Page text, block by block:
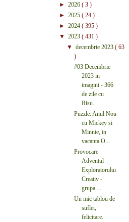
► 2026 ( 3 )
► 2025 ( 24 )
► 2024 ( 395 )
▼ 2023 ( 431 )
▼ decembrie 2023 ( 63
)
#03 Decembrie
2023 in
imagini - 366
de zile cu
Risu.
Puzzle: Anul Nou
cu Mickey si
Minnie, in
vacanta O...
Provocare
Adventul
Exploratorului
Creativ -
grupa ...
Un mic tablou de
suflet,
felicitare.